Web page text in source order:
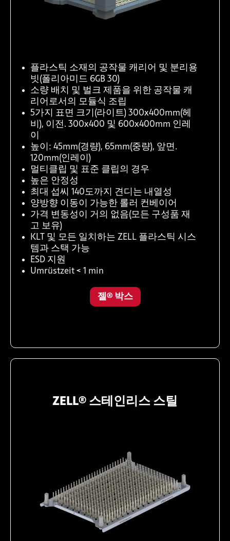
플라스틱 소재의 공작물 캐리어 및 분리용
빗(폴리아미드 6GB 30)
소량 배치 및 벌크 제품을 위한 공작물 캐
리어로서의 모듈식 조립
5가지 표면 크기(라이트) 300x400mm(헤
비), 이전. 300x400 및 600x400mm 인레
이
높이: 45mm(경량), 65mm(중량), 앞면.
120mm(인레이)
멀티클립 및 표준 클립의 경우
높은 안정성
최대 섭씨 140도까지 견디는 내열성
양방향 이동이 가능한 롤러 컨베이어
가격 변동성이 거의 없음(모든 구성품 재
고 보유)
KLT 및 모든 일치하는 ZELL 플라스틱 시스
템과 스택 가능
ESD 지원
Umrüstzeit < 1 min
젤® 박스
ZELL® 스테인리스 스틸